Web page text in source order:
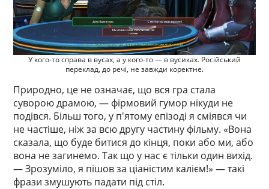
У кого-то справа в вусах, а у кого-то — в вусиках. Російський
переклад, до речі, не завжди коректне.
Природно, це не означає, що вся гра стала
суворою драмою, — фірмовий гумор нікуди не
подівся. Більш того, у п'ятому епізоді я сміявся чи
не частіше, ніж за всю другу частину фільму. «Вона
сказала, що буде битися до кінця, поки або ми, або
вона не загинемо. Так що у нас є тільки один вихід.
— Зрозуміло, я пішов за ціаністим калієм!» — такі
фрази змушують падати під стіл.